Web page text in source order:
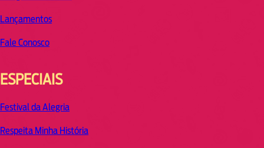
Lançamentos
Fale Conosco
ESPECIAIS
Festival da Alegria
Respeita Minha História